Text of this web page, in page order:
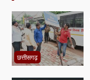
छत्तीसगढ़